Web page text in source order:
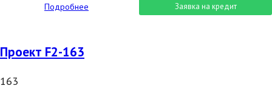
Подробнее Заявка на кредит
Проект F2-163
163